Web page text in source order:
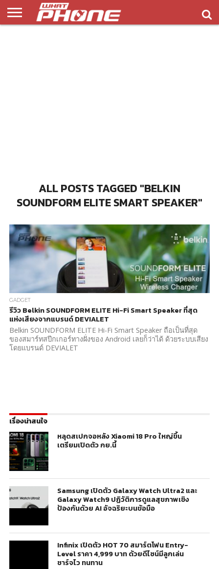
ALL POSTS TAGGED "BELKIN
SOUNDFORM ELITE SMART SPEAKER"
GADGET
รีวิว Belkin SOUNDFORM ELITE Hi-Fi Smart Speaker ที่สุด
แห่งเสียงจากแบรนด์ DEVIALET
Belkin SOUNDFORM ELITE Hi-Fi Smart Speaker ถือเป็นที่สุด
ของสมาร์ทสปีกเกอร์ทางฝั่งของ Android เลยก็ว่าได้ ด้วยระบบเสียง
โดยแบรนด์ DEVIALET
เรื่องน่าสนใจ
หลุดสเปกจอหลัง Xiaomi 18 Pro ใหญ่ขึ้น
เตรียมเปิดตัว กย.นี้
Samsung เปิดตัว Galaxy Watch Ultra2 และ
Galaxy Watch9 ปฏิวัติการดูแลสุขภาพเชิง
ป้องกันด้วย AI อัจฉริยะบนข้อมือ
Infinix เปิดตัว HOT 70 สมาร์ตโฟน Entry-
Level ราคา 4,999 บาท ด้วยดีไซน์มีลูกเล่น
ชาร์จไว ทนทาน